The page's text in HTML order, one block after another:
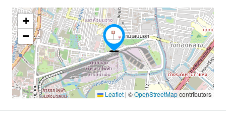
+
−
Leaflet | ©OpenStreetMapcontributors